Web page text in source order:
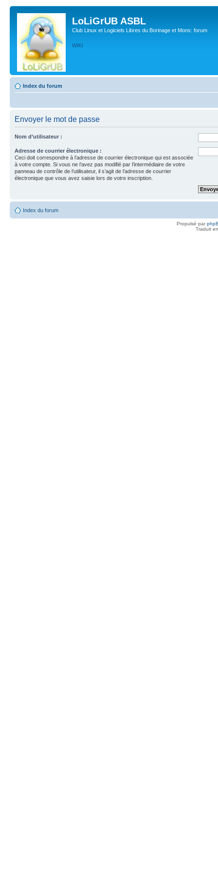
LoLiGrUB ASBL
Club Linux et Logiciels Libres du Borinage et Mons: forum
WIKI
Index du forum
Envoyer le mot de passe
Nom d’utilisateur :
Adresse de courrier électronique :
Ceci doit correspondre à l’adresse de courrier électronique qui est associée
à votre compte. Si vous ne l’avez pas modifié par l’intermédiaire de votre
panneau de contrôle de l’utilisateur, il s’agit de l’adresse de courrier
électronique que vous avez saisie lors de votre inscription.
Index du forum
Propulsé par
Traduit